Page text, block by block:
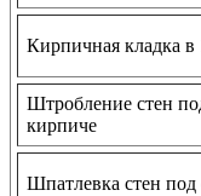
Кирпичная кладка
Штробление стен
кирпиче
Шпатлевка стен под